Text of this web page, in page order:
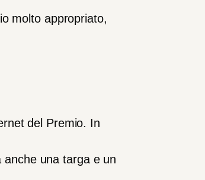
molto appropriato,
del Premio. In
anche una targa e un